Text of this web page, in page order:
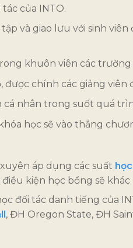
của INTO.
tập và giao lưu với sinh
khuôn viên các
được chính các giảng viên
cá nhân trong suốt quá
học sẽ vào thẳng
áp dụng các suất
kiện học bổng sẽ khác
đối tác danh tiếng của
, ĐH Oregon State, ĐH